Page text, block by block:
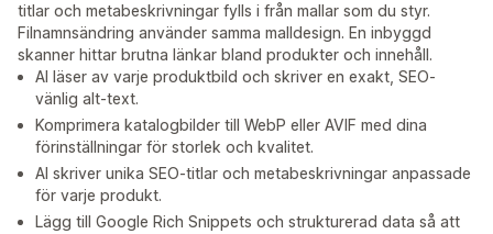
titlar och metabeskrivningar fylls i från mallar som du styr.
Filnamnsändring använder samma malldesign. En inbyggd
skanner hittar brutna länkar bland produkter och innehåll.
AI läser av varje produktbild och skriver en exakt, SEO-
vänlig alt-text.
Komprimera katalogbilder till WebP eller AVIF med dina
förinställningar för storlek och kvalitet.
AI skriver unika SEO-titlar och metabeskrivningar anpassade
för varje produkt.
Lägg till Google Rich Snippets och strukturerad data så att